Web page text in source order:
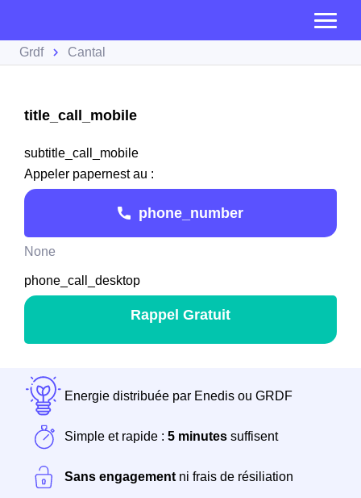
Grdf Cantal
title_call_mobile
subtitle_call_mobile
Appeler papernest au :
phone_number
None
phone_call_desktop
Rappel Gratuit
Energie distribuée par Enedis ou GRDF
Simple et rapide : 5 minutes suffisent
Sans engagement ni frais de résiliation